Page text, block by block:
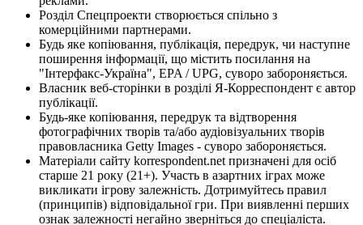
Розділ Спецпроекти створюється спільно з
комерційними партнерами.
Будь яке копіювання, публікація, передрук, чи наступне
поширення інформації, що містить посилання на
"Інтерфакс-Україна", EPA / UPG, суворо забороняється.
Власник веб-сторінки в розділі Я-Корреспондент є автор
публікації.
Будь-яке копіювання, передрук та відтворення
фотографічних творів та/або аудіовізуальних творів
правовласника Getty Images - суворо забороняється.
Матеріали сайту korrespondent.net призначені для осіб
старше 21 року (21+). Участь в азартних іграх може
викликати ігрову залежність. Дотримуйтесь правил
(принципів) відповідальної гри. При виявленні перших
ознак залежності негайно зверніться до спеціаліста.